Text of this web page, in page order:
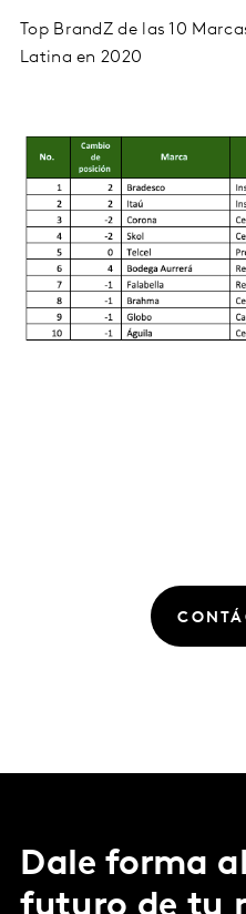
Top BrandZ de las 10
Latina en 2020
Dale forma al